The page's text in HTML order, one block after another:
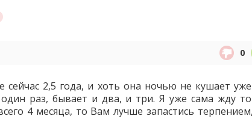
0
сейчас 2,5 года, и хоть она ночью не кушает
раз, бывает и два, и три. Я уже сама жду
4 месяца, то Вам лучше запастись